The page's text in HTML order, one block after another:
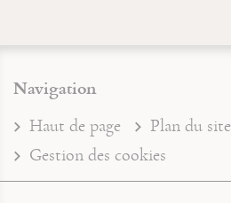
Navigation
Haut de page Plan du site
Gestion des cookies